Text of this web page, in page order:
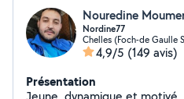
Nouredine
Nordine77
Chelles (Foch-de Gaulle
4,9/5 (149 avis)
Présentation